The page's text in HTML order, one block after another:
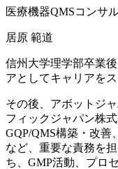
医療機器QMSコンサ
居原 範道
信州大学理学部卒業
アとしてキャリアをス
その後、アボットジ
フィックジャパン株
GQP/QMS構築・改善
など、重要な責務を
ち、GMP活動、プロ